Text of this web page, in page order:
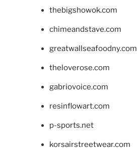
thebigshowok.com
chimeandstave.com
greatwallseafoodny.com
theloverose.com
gabriovoice.com
resinflowart.com
p-sports.net
korsairstreetwear.com